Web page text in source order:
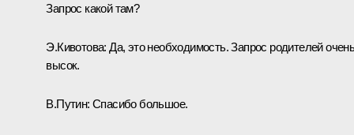
Запрос какой там?
Э.Кивотова: Да, это необходимость. Запрос родителей
высок.
В.Путин: Спасибо большое.